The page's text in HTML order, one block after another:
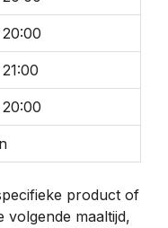
product of
volgende maaltijd,